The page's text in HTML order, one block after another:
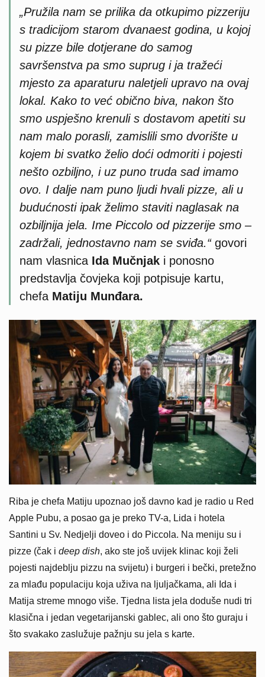
„Pružila nam se prilika da otkupimo pizzeriju
s tradicijom starom dvanaest godina, u kojoj
su pizze bile dotjerane do samog
savršenstva pa smo suprug i ja tražeći
mjesto za aparaturu naletjeli upravo na ovaj
lokal. Kako to već obično biva, nakon što
smo uspješno krenuli s dostavom apetiti su
nam malo porasli, zamislili smo dvorište u
kojem bi svatko želio doći odmoriti i pojesti
nešto ozbiljno, i uz puno truda sad imamo
ovo. I dalje nam puno ljudi hvali pizze, ali u
budućnosti ipak želimo staviti naglasak na
ozbiljnija jela. Ime Piccolo od pizzerije smo –
zadržali, jednostavno nam se sviđa.“govori
nam vlasnica Ida Mučnjak i ponosno
predstavlja čovjeka koji potpisuje kartu,
chefa Matiju Munđara.
Riba je chefa Matiju upoznao još davno kad je radio u Red
Apple Pubu, a posao ga je preko TV-a, Lida i hotela
Santini u Sv. Nedjelji doveo i do Piccola. Na meniju su i
pizze (čak i deep dish, ako ste još uvijek klinac koji želi
pojesti najdeblju pizzu na svijetu) i burgeri i bečki, pretežno
za mlađu populaciju koja uživa na ljuljačkama, ali Ida i
Matija streme mnogo više. Tjedna lista jela doduše nudi tri
klasična i jedan vegetarijanski gablec, ali ono što guraju i
što svakako zaslužuje pažnju su jela s karte.